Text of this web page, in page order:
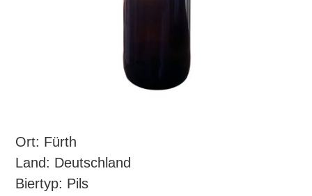
Ort: Fürth
Land: Deutschland
Biertyp: Pils